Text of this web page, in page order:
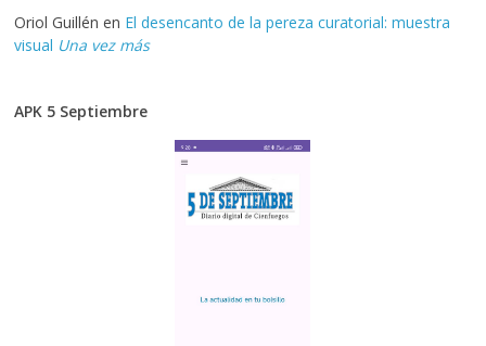
Oriol Guillén en El desencanto de la pereza curatorial: muestra
visual Una vez más
APK 5 Septiembre